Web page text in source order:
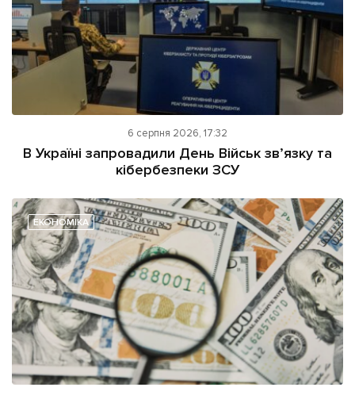
6 серпня 2026, 17:32
В Україні запровадили День Військ зв’язку та
кібербезпеки ЗСУ
ЕКОНОМІКА